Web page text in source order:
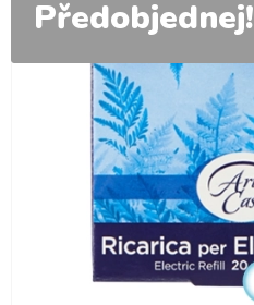
Předobjednej!